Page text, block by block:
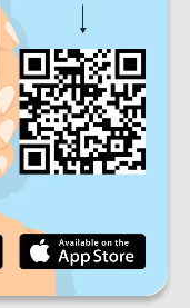
Sat Son